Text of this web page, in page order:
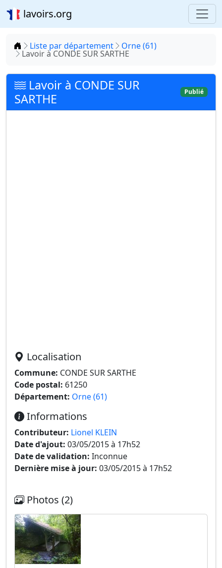
lavoirs.org
Accueil
Liste par département Orne (61)
Lavoir à CONDE SUR SARTHE
Lavoir à CONDE SUR
SARTHE
Publié
Localisation
Commune: CONDE SUR SARTHE
Code postal: 61250
Département: Orne (61)
Informations
Contributeur: Lionel KLEIN
Date d'ajout: 03/05/2015 à 17h52
Date de validation: Inconnue
Dernière mise à jour: 03/05/2015 à 17h52
Photos (2)